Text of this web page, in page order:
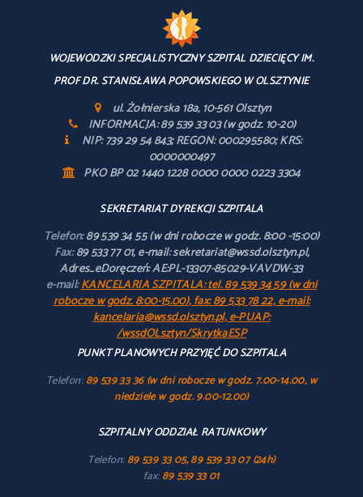
WOJEWÓDZKI SPECJALISTYCZNY SZPITAL DZIECIĘCY IM.
PROF DR. STANISŁAWA POPOWSKIEGO W OLSZTYNIE
ul. Żołnierska 18a, 10-561 Olsztyn
INFORMACJA: 89 539 33 03 (w godz. 10-20)
NIP: 739 29 54 843; REGON: 000295580; KRS:
0000000497
PKO BP 02 1440 1228 0000 0000 0223 3304
SEKRETARIAT DYREKCJI SZPITALA
Telefon:89 539 34 55 (w dni robocze w godz. 8:00 -15:00)
Fax:89 533 77 01, e-mail: sekretariat@wssd.olsztyn.pl,
Adres_eDoręczeń: AE:PL-13307-85029-VAVDW-33
e-mail:KANCELARIA SZPITALA: tel. 89 539 34 59 (w dni
robocze w godz. 8:00-15.00), fax: 89 533 78 22, e-mail:
kancelaria@wssd.olsztyn.pl, e-PUAP:
/wssdOLsztyn/SkrytkaESP
PUNKT PLANOWYCH PRZYJĘĆ DO SZPITALA
Telefon:89 539 33 36 (w dni robocze w godz. 7.00-14.00, w
niedziele w godz. 9.00-12.00)
SZPITALNY ODDZIAŁ RATUNKOWY
Telefon:89 539 33 05, 89 539 33 07 (24h)
fax:89 539 33 01